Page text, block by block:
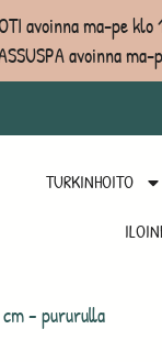
avoinna ma-pe
avoinna
TURKINHOITO
– pururulla